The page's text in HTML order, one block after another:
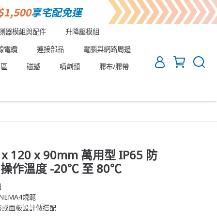
器模組與配件
升降壓模組
電纜
連接部品
電腦與網路周邊
磁鐵 噴劑類 膠布/膠帶
120 x 90mm 萬用型 IP65 防
操作溫度 -20℃ 至 80℃
規範
面板設計做搭配